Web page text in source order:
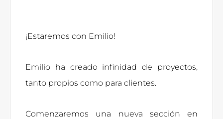
¡Estaremos con Emilio!
Emilio ha creado infinidad de proyectos,
tanto propios como para clientes.
Comenzaremos una nueva sección en